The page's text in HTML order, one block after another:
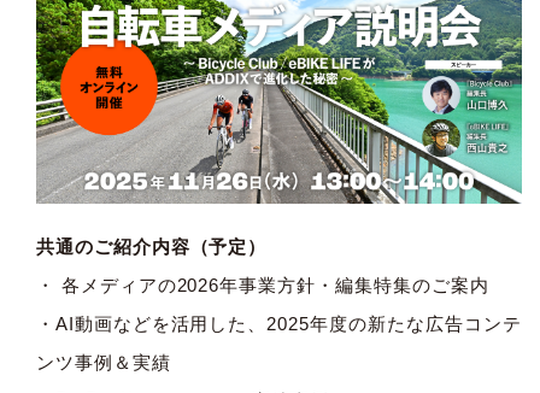
共通のご紹介内容（予定）
・ 各メディアの2026年事業方針・編集特集のご案内
・AI動画などを活用した、2025年度の新たな広告コンテ
ンツ事例＆実績